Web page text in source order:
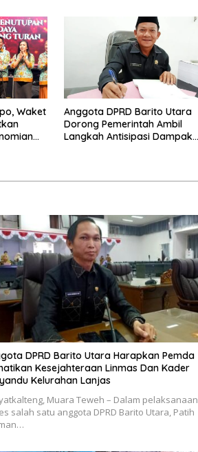
Waket
Anggota DPRD Barito Utara
Dorong Pemerintah Ambil
Langkah Antisipasi Dampak
DPRD Barito Utara Harapkan Pemda
Kesejahteraan Linmas Dan Kader
Kelurahan Lanjas
Muara Teweh – Dalam pelaksanaan
salah satu anggota DPRD Barito Utara, Patih